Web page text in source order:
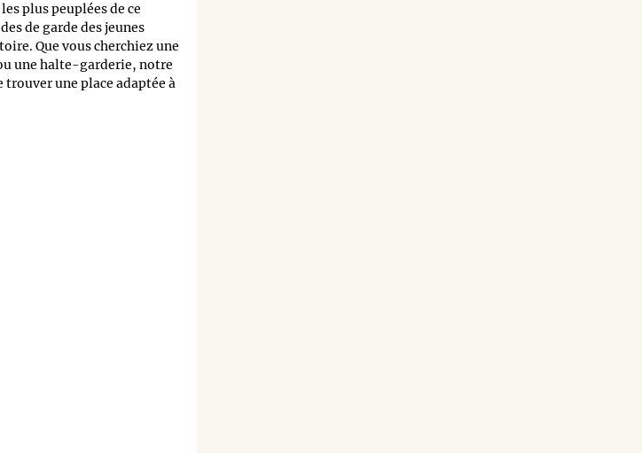
plus peuplées de ce
de garde des jeunes
Que vous cherchiez une
une halte-garderie, notre
une place adaptée à